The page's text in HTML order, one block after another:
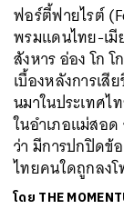
ฟอร์ตี้ฟายไรต์
พรมแดนไทย-เมี
สังหาร อ่อง โก
เบื้องหลังการเสี
นมาในประเทศ
ในอำเภอแม่สอ
ว่า มีการปกปิดข้
ไทยคนใดถูกลง
โดย THE